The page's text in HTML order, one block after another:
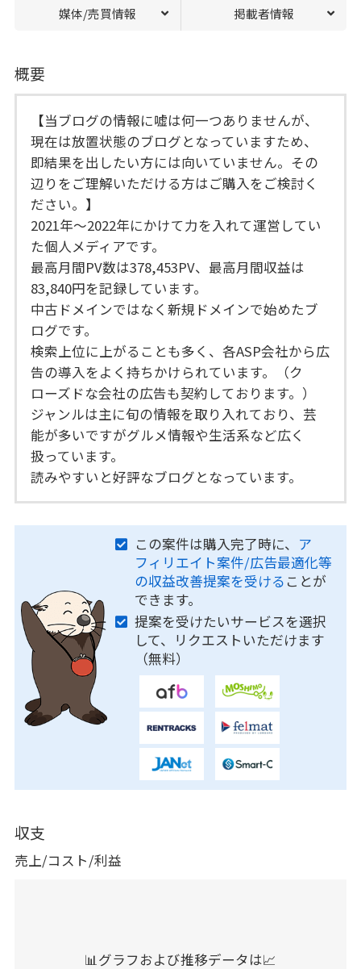
媒体/売買情報 掲載者情報
概要
【当ブログの情報に嘘は何一つありませんが、
現在は放置状態のブログとなっていますため、
即結果を出したい方には向いていません。その
辺りをご理解いただける方はご購入をご検討く
ださい。】
2021年～2022年にかけて力を入れて運営してい
た個人メディアです。
最高月間PV数は378,453PV、最高月間収益は
83,840円を記録しています。
中古ドメインではなく新規ドメインで始めたブ
ログです。
検索上位に上がることも多く、各ASP会社から広
告の導入をよく持ちかけられています。（ク
ローズドな会社の広告も契約しております。）
ジャンルは主に旬の情報を取り入れており、芸
能が多いですがグルメ情報や生活系など広く
扱っています。
読みやすいと好評なブログとなっています。
この案件は購入完了時に、 ア
フィリエイト案件/広告最適化等
の収益改善提案を受ける ことが
できます。
提案を受けたいサービスを選択
して、リクエストいただけます
（無料）
収支
売上/コスト/利益
📊グラフおよび推移データは📈